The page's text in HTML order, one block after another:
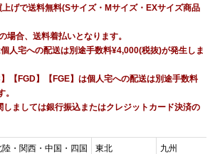
げで送料無料(Sサイズ・Mサイズ・EXサイズ商品
合、送料着払いとなります。
人宅への配送は別途手数料¥4,000(税抜)が発生しま
】【FGD】【FGE】は個人宅への配送は別途手数料
ましては銀行振込またはクレジットカード決済の
・関西・中国・四国 東北 九州